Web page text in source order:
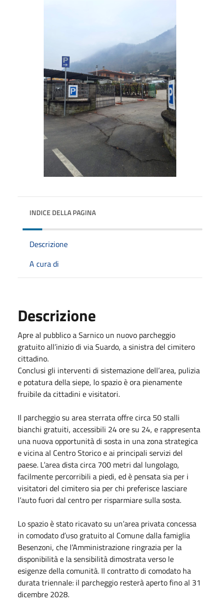
INDICE DELLA PAGINA
Descrizione
A cura di
Descrizione
Apre al pubblico a Sarnico un nuovo parcheggio
gratuito all’inizio di via Suardo, a sinistra del cimitero
cittadino.
Conclusi gli interventi di sistemazione dell’area, pulizia
e potatura della siepe, lo spazio è ora pienamente
fruibile da cittadini e visitatori.
Il parcheggio su area sterrata offre circa 50 stalli
bianchi gratuiti, accessibili 24 ore su 24, e rappresenta
una nuova opportunità di sosta in una zona strategica
e vicina al Centro Storico e ai principali servizi del
paese. L’area dista circa 700 metri dal lungolago,
facilmente percorribili a piedi, ed è pensata sia per i
visitatori del cimitero sia per chi preferisce lasciare
l’auto fuori dal centro per risparmiare sulla sosta.
Lo spazio è stato ricavato su un’area privata concessa
in comodato d’uso gratuito al Comune dalla famiglia
Besenzoni, che l’Amministrazione ringrazia per la
disponibilità e la sensibilità dimostrata verso le
esigenze della comunità. Il contratto di comodato ha
durata triennale: il parcheggio resterà aperto fino al 31
dicembre 2028.